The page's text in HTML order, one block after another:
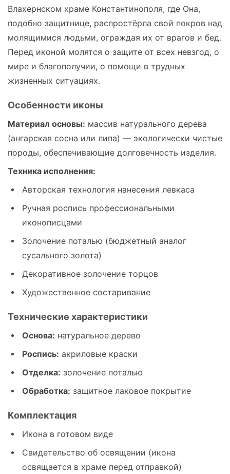
Влахернском храме Константинополя, где Она,
подобно защитнице, распростёрла свой покров над
молящимися людьми, ограждая их от врагов и бед.
Перед иконой молятся о защите от всех невзгод, о
мире и благополучии, о помощи в трудных
жизненных ситуациях.
Особенности иконы
Материал основы: массив натурального дерева
(ангарская сосна или липа) — экологически чистые
породы, обеспечивающие долговечность изделия.
Техника исполнения:
Авторская технология нанесения левкаса
Ручная роспись профессиональными
иконописцами
Золочение поталью (бюджетный аналог
сусального золота)
Декоративное золочение торцов
Художественное состаривание
Технические характеристики
Основа: натуральное дерево
Роспись: акриловые краски
Отделка: золочение поталью
Обработка: защитное лаковое покрытие
Комплектация
Икона в готовом виде
Свидетельство об освящении (икона
освящается в храме перед отправкой)